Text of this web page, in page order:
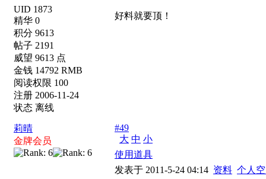
UID 1873
精华 0
积分 9613
帖子 2191
威望 9613 点
金钱 14792 RMB
阅读权限 100
注册 2006-11-24
状态 离线
好料就要顶！
莉晴
金牌会员
#49
大 中 小
使用道具
发表于 2011-5-24 04:14 资料 个人